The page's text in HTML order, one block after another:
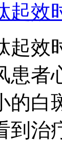
起效
起效
患者
的白
到治